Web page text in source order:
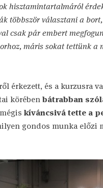
hisztamintartalmáról
többször választani a
csak pár embert
máris sokat tettünk a
érkezett, és a kurzusra
körébenbátrabban
kíváncsivá tette a
gondos munka előzi